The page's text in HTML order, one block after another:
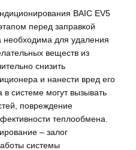
BAIC EV5
перед заправкой
необходима для удаления
веществ из
снизить
и нанести вред его
системе могут вызывать
повреждение
теплообмена.
– залог
системы